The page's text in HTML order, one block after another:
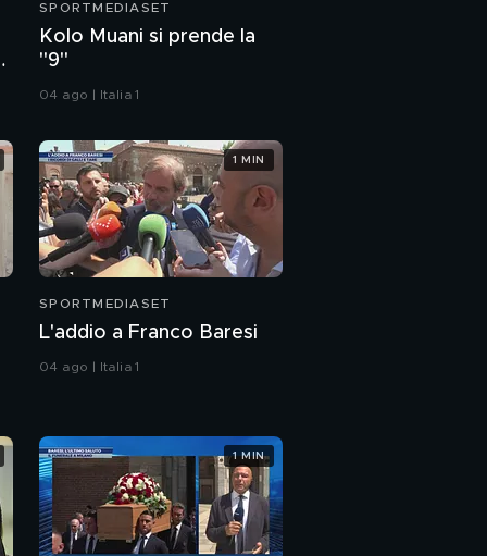
SPORTMEDIASET
Kolo Muani si prende la
"9"
04 ago | Italia 1
SPORTMEDIASET
L'addio a Franco Baresi
04 ago | Italia 1
1 MIN
1 MIN